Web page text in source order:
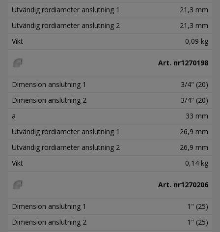
Utvändig rördiameter anslutning 1
21,3 mm
Utvändig rördiameter anslutning 2
21,3 mm
Vikt
0,09 kg
Art. nr1270198
Dimension anslutning 1
3/4" (20)
Dimension anslutning 2
3/4" (20)
a
33 mm
Utvändig rördiameter anslutning 1
26,9 mm
Utvändig rördiameter anslutning 2
26,9 mm
Vikt
0,14 kg
Art. nr1270206
Dimension anslutning 1
1" (25)
Dimension anslutning 2
1" (25)